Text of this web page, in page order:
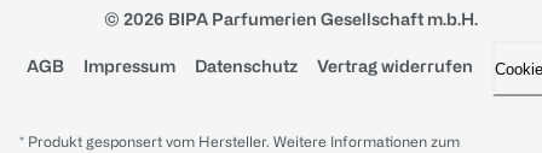
© 2026 BIPA Parfumerien Gesellschaft m.b.H.
AGB Impressum Datenschutz Vertrag widerrufen
* Produkt gesponsert vom Hersteller. Weitere Informationen zum